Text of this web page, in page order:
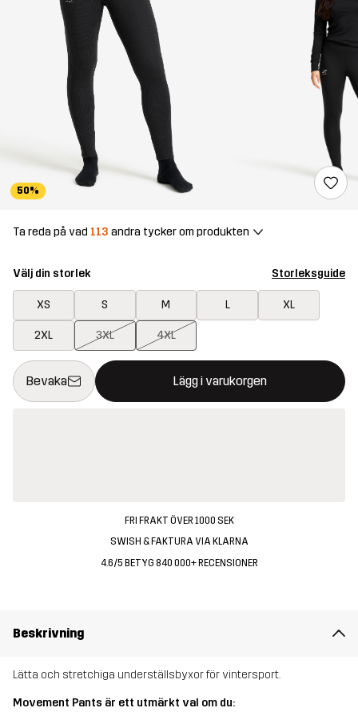
50%
Ta reda på vad 113 andra tycker om produkten
Välj din storlek Storleksguide
XS S M L XL
2XL 3XL 4XL
Bevaka Lägg i varukorgen
Denna knapp kommer att öppna en modal som bekräftar en ny
{{size}} inte tillgänglig
FRI FRAKT ÖVER 1000 SEK
SWISH & FAKTURA VIA KLARNA
4.6/5 BETYG 840 000+ RECENSIONER
Beskrivning
Lätta och stretchiga underställsbyxor för vintersport.
Movement Pants är ett utmärkt val om du: